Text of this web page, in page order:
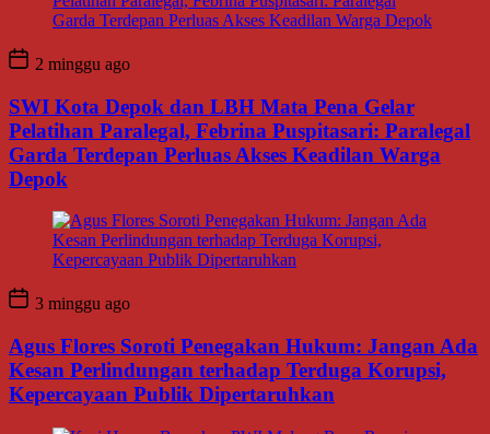
2 minggu ago
SWI Kota Depok dan LBH Mata Pena Gelar
Pelatihan Paralegal, Febrina Puspitasari: Paralegal
Garda Terdepan Perluas Akses Keadilan Warga
Depok
3 minggu ago
Agus Flores Soroti Penegakan Hukum: Jangan Ada
Kesan Perlindungan terhadap Terduga Korupsi,
Kepercayaan Publik Dipertaruhkan